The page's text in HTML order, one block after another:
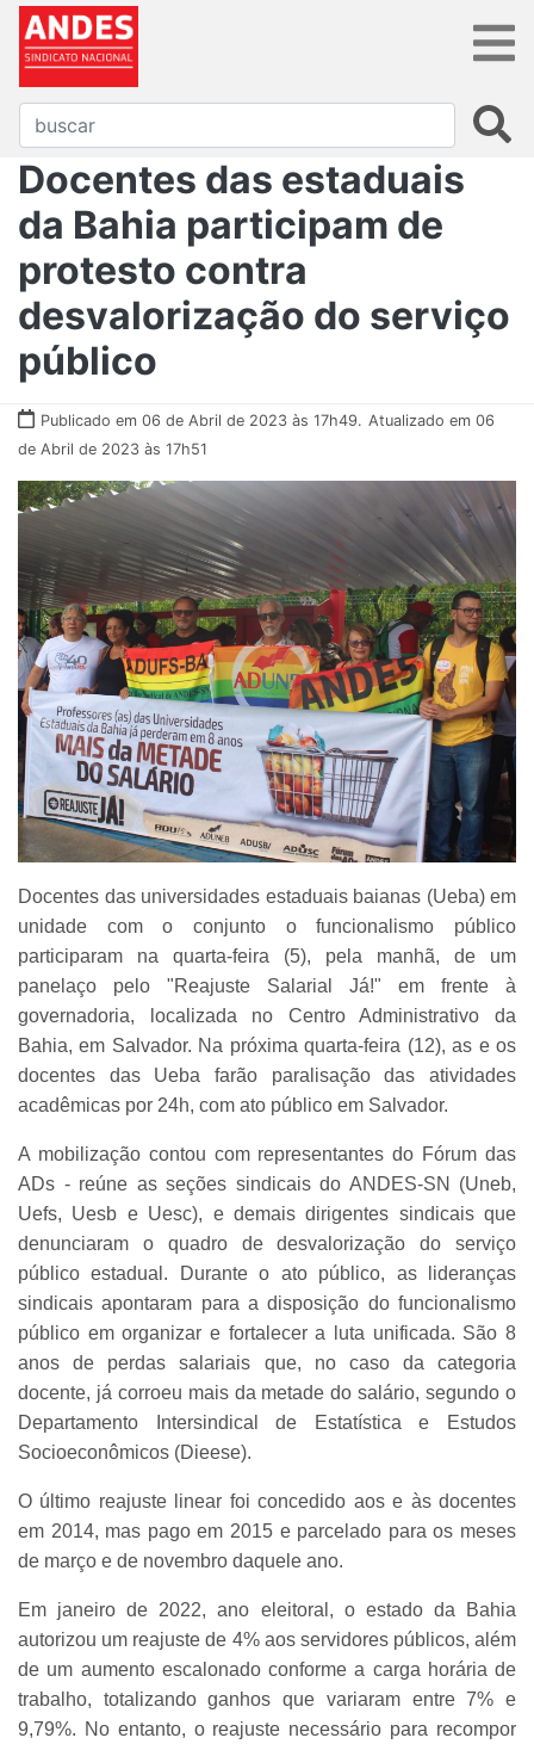
Docentes das estaduais
da Bahia participam de
protesto contra
desvalorização do serviço
público
Publicado em 06 de Abril de 2023 às 17h49. Atualizado em 06
de Abril de 2023 às 17h51
Docentes das universidades estaduais baianas (Ueba) em
unidade com o conjunto o funcionalismo público
participaram na quarta-feira (5), pela manhã, de um
panelaço pelo "Reajuste Salarial Já!" em frente à
governadoria, localizada no Centro Administrativo da
Bahia, em Salvador. Na próxima quarta-feira (12), as e os
docentes das Ueba farão paralisação das atividades
acadêmicas por 24h, com ato público em Salvador.
A mobilização contou com representantes do Fórum das
ADs - reúne as seções sindicais do ANDES-SN (Uneb,
Uefs, Uesb e Uesc), e demais dirigentes sindicais que
denunciaram o quadro de desvalorização do serviço
público estadual. Durante o ato público, as lideranças
sindicais apontaram para a disposição do funcionalismo
público em organizar e fortalecer a luta unificada. São 8
anos de perdas salariais que, no caso da categoria
docente, já corroeu mais da metade do salário, segundo o
Departamento Intersindical de Estatística e Estudos
Socioeconômicos (Dieese).
O último reajuste linear foi concedido aos e às docentes
em 2014, mas pago em 2015 e parcelado para os meses
de março e de novembro daquele ano.
Em janeiro de 2022, ano eleitoral, o estado da Bahia
autorizou um reajuste de 4% aos servidores públicos, além
de um aumento escalonado conforme a carga horária de
trabalho, totalizando ganhos que variaram entre 7% e
9,79%. No entanto, o reajuste necessário para recompor